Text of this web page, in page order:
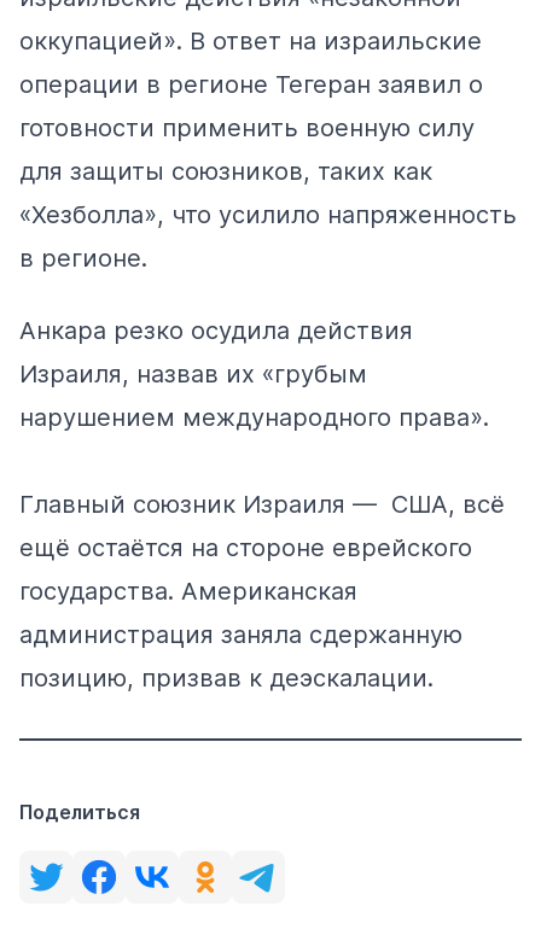
оккупацией». В ответ на израильские
операции в регионе Тегеран заявил о
готовности применить военную силу
для защиты союзников, таких как
«Хезболла», что усилило напряженность
в регионе.
Анкара резко осудила действия
Израиля, назвав их «грубым
нарушением международного права».
Главный союзник Израиля — США, всё
ещё остаётся на стороне еврейского
государства. Американская
администрация заняла сдержанную
позицию, призвав к деэскалации.
Поделиться